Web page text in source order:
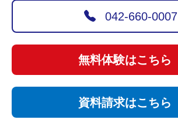
042-660-0007
無料体験はこちら
資料請求はこちら